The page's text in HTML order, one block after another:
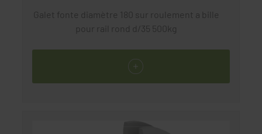
Galet fonte diamètre 180 sur roulement a bille
pour rail rond d/35 500kg